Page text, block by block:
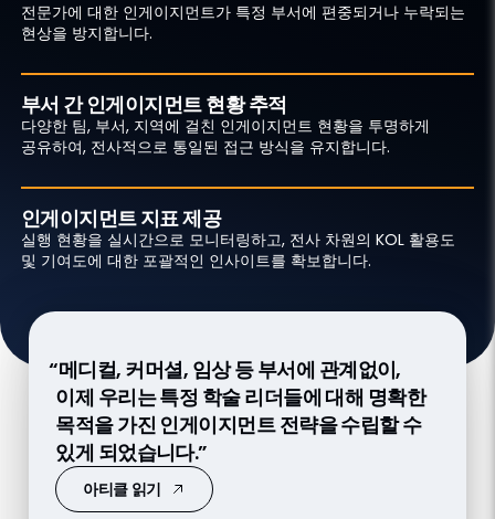
전문가에 대한 인게이지먼트가 특정 부서에 편중되거나 누락되는
현상을 방지합니다.
부서 간 인게이지먼트 현황 추적
다양한 팀, 부서, 지역에 걸친 인게이지먼트 현황을 투명하게
공유하여, 전사적으로 통일된 접근 방식을 유지합니다.
인게이지먼트 지표 제공
실행 현황을 실시간으로 모니터링하고, 전사 차원의 KOL 활용도
및 기여도에 대한 포괄적인 인사이트를 확보합니다.
“메디컬, 커머셜, 임상 등 부서에 관계없이,
이제 우리는 특정 학술 리더들에 대해 명확한
목적을 가진 인게이지먼트 전략을 수립할 수
있게 되었습니다.”
아티클 읽기
“우리는 필드 메디컬 팀이 아직 배정되지 않은
초기 파이프라인 단계에서 Link Workflow를
활용합니다. 이를 통해 인게이지먼트를
조율하고, 임상 I/II상 단계에 있는
파이프라인의 가치를 명확히 파악하는 데 큰
도움을 받고 있습니다.”
“우리는 Link Workflow를 활용해 부서 간
시너지를 극대화할 수 있는 가장 효율적인
인게이지먼트를 계획합니다.”
팟캐스트 듣기